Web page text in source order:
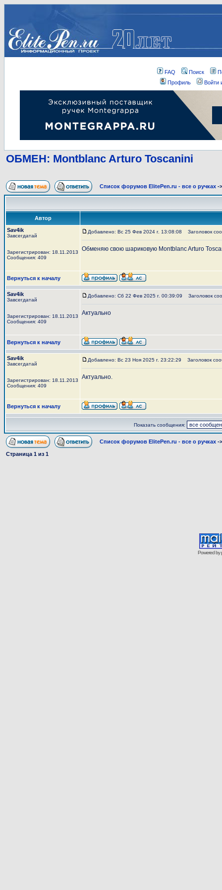
FAQ Поиск
Профиль
Войти
ОБМЕН: Montblanc Arturo Toscanini
Список форумов ElitePen.ru - все о ручках -
Автор
Sav4ik
Завсегдатай
Зарегистрирован: 18.11.2013
Сообщения: 409
Добавлено: Вс 25 Фев 2024 г. 13:08:08 Заголовок
Обменяю свою шариковую Montblanc Arturo
Вернуться к началу
Sav4ik
Завсегдатай
Зарегистрирован: 18.11.2013
Сообщения: 409
Добавлено: Сб 22 Фев 2025 г. 00:39:09 Заголовок
Актуально
Вернуться к началу
Sav4ik
Завсегдатай
Зарегистрирован: 18.11.2013
Сообщения: 409
Добавлено: Вс 23 Ноя 2025 г. 23:22:29 Заголовок
Актуально.
Вернуться к началу
Показать сообщения:
Список форумов ElitePen.ru - все о ручках -
Страница 1 из 1
Powered by